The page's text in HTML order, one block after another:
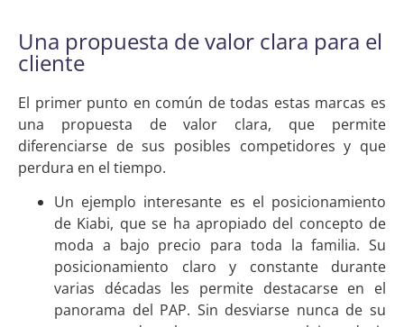
Una propuesta de valor clara para el
cliente
El primer punto en común de todas estas marcas es
una propuesta de valor clara, que permite
diferenciarse de sus posibles competidores y que
perdura en el tiempo.
Un ejemplo interesante es el posicionamiento
de Kiabi, que se ha apropiado del concepto de
moda a bajo precio para toda la familia. Su
posicionamiento claro y constante durante
varias décadas les permite destacarse en el
panorama del PAP. Sin desviarse nunca de su